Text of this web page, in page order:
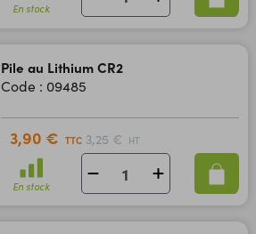
En stock
Pile au Lithium CR2
Code : 09485
3,90 € TTC 3,25 € HT
En stock